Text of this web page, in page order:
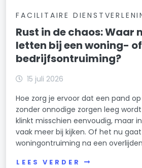
FACILITAIRE
Rust in de chaos: Waar
letten bij een woning- of
bedrijfsontruiming?
15 juli 2026
Hoe zorg je ervoor dat een pand
zonder onnodige zorgen leeg
klinkt misschien eenvoudig, maar
vaak meer bij kijken. Of het nu
woningontruiming na een
LEES VERDER